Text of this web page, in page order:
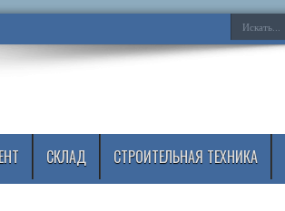
СКЛАД СТРОИТЕЛЬНАЯ ТЕХНИКА